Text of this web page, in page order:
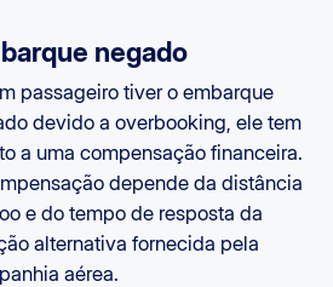
negado
passageiro tiver o embarque
devido a overbooking, ele tem
a uma compensação financeira.
depende da distância
e do tempo de resposta da
alternativa fornecida pela
aérea.